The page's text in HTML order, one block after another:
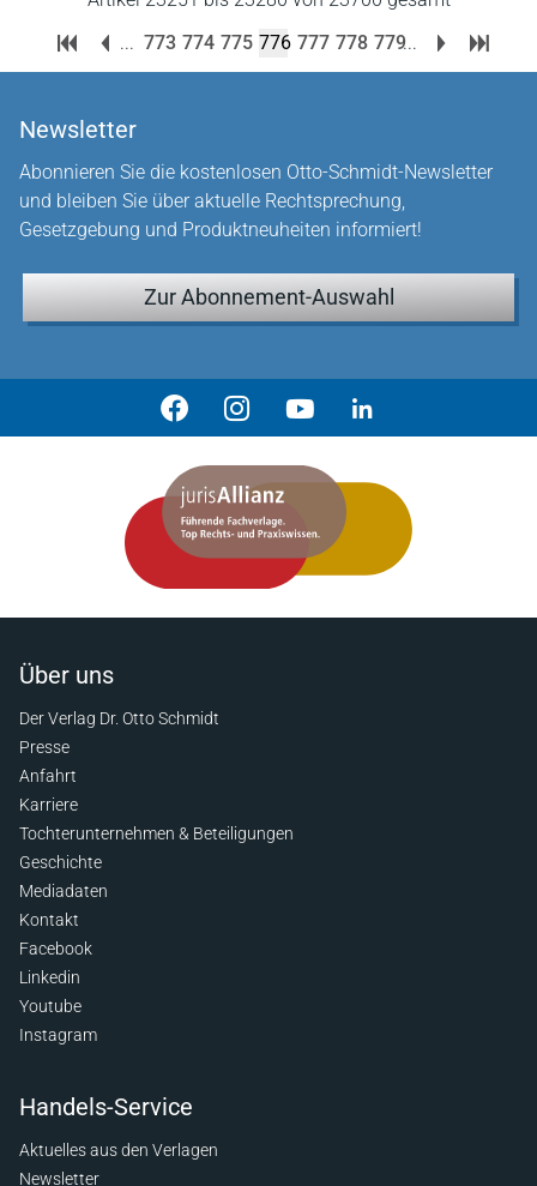
... 773 774 775 776 777 778 779...
Newsletter
Abonnieren Sie die kostenlosen Otto-Schmidt-Newsletter
und bleiben Sie über aktuelle Rechtsprechung,
Gesetzgebung und Produktneuheiten informiert!
Zur Abonnement-Auswahl
Über uns
Der Verlag Dr. Otto Schmidt
Presse
Anfahrt
Karriere
Tochterunternehmen & Beteiligungen
Geschichte
Mediadaten
Kontakt
Facebook
Linkedin
Youtube
Instagram
Handels-Service
Aktuelles aus den Verlagen
Newsletter